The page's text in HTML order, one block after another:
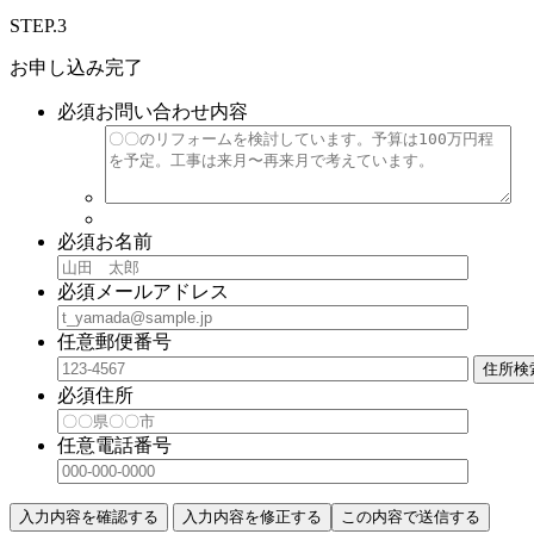
STEP.3
お申し込み完了
必須お問い合わせ内容
必須お名前
必須 メールアドレス
任意郵便番号
住所検
必須住所
任意電話番号